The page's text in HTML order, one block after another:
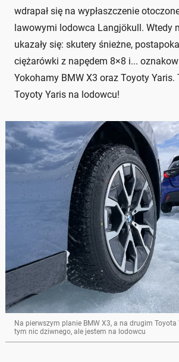
wdrapał się na wypłaszczenie
lawowymi lodowca Langjökull. Wtedy
ukazały się: skutery śnieżne,
ciężarówki z napędem 8×8 i...
Yokohamy BMW X3 oraz Toyoty Yaris.
Toyoty Yaris na lodowcu!
Na pierwszym planie BMW X3, a na drugim Toyota
tym nic dziwnego, ale jestem na lodowcu